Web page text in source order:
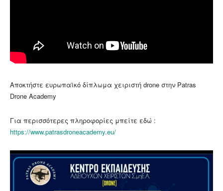
Αποκτήστε ευρωπαϊκό δίπλωμα χειριστή drone στην Patras
Drone Academy
Για περισσότερες πληροφορίες μπείτε εδώ :
https://www.patrasdroneacademy.eu/